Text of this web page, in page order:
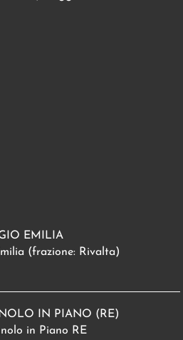
EMILIA
(frazione: Rivalta)
IN PIANO (RE)
in Piano RE